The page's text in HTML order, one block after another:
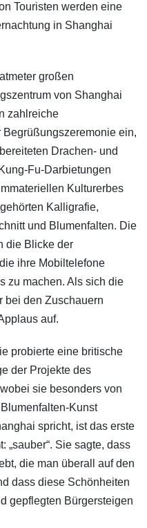
Touristen werden eine
in Shanghai
großen
von Shanghai
zahlreiche
Begrüßungszeremonie ein,
Drachen- und
Fu-Darbietungen
Kulturerbes
Kalligrafie,
und Blumenfalten. Die
die Blicke der
ihre Mobiltelefone
zu machen. Als sich die
bei den Zuschauern
auf.
probierte eine britische
der Projekte des
sie besonders von
Kunst
spricht, ist das erste
„sauber“. Sie sagte, dass
die man überall auf den
dass diese Schönheiten
gepflegten Bürgersteigen